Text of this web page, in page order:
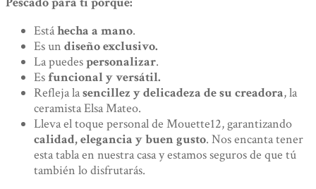
Estáhecha a mano.
Es un diseño exclusivo.
La puedespersonalizar.
Esfuncional y versátil.
Refleja lasencillez y delicadeza de su creadora, la
ceramista Elsa Mateo.
Lleva el toque personal de Mouette12, garantizando
calidad, elegancia y buen gusto. Nos encanta tener
esta tabla en nuestra casa y estamos seguros de que tú
también lo disfrutarás.